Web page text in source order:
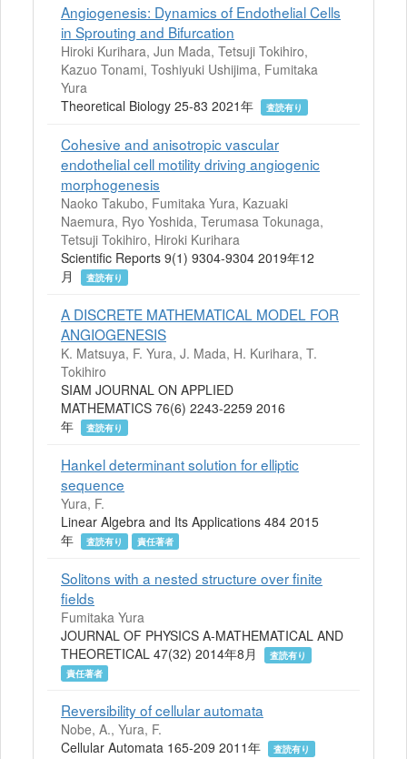
Angiogenesis: Dynamics of Endothelial Cells
in Sprouting and Bifurcation
Hiroki Kurihara, Jun Mada, Tetsuji Tokihiro,
Kazuo Tonami, Toshiyuki Ushijima, Fumitaka
Yura
Theoretical Biology 25-83 2021年
査読有り
Cohesive and anisotropic vascular
endothelial cell motility driving angiogenic
morphogenesis
Naoko Takubo, Fumitaka Yura, Kazuaki
Naemura, Ryo Yoshida, Terumasa Tokunaga,
Tetsuji Tokihiro, Hiroki Kurihara
Scientific Reports 9(1) 9304-9304 2019年12
月
査読有り
A DISCRETE MATHEMATICAL MODEL FOR
ANGIOGENESIS
K. Matsuya, F. Yura, J. Mada, H. Kurihara, T.
Tokihiro
SIAM JOURNAL ON APPLIED
MATHEMATICS 76(6) 2243-2259 2016
年
査読有り
Hankel determinant solution for elliptic
sequence
Yura, F.
Linear Algebra and Its Applications 484 2015
年
査読有り 責任著者
Solitons with a nested structure over finite
fields
Fumitaka Yura
JOURNAL OF PHYSICS A-MATHEMATICAL AND
THEORETICAL 47(32) 2014年8月
査読有り
責任著者
Reversibility of cellular automata
Nobe, A., Yura, F.
Cellular Automata 165-209 2011年
査読有り